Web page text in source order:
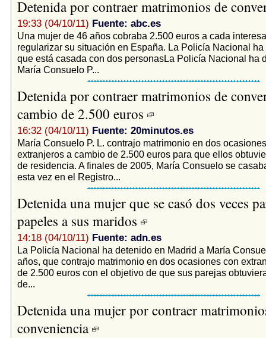
Detenida por contraer matrimonios de
19:33 (04/10/11) Fuente: abc.es
Una mujer de 46 años cobraba 2.500 euros a cada
regularizar su situación en España. La Policía Nacional ha
que está casada con dos personasLa Policía Nacional ha
María Consuelo P...
Detenida por contraer matrimonios de
cambio de 2.500 euros
16:32 (04/10/11) Fuente: 20minutos.es
María Consuelo P. L. contrajo matrimonio en dos
extranjeros a cambio de 2.500 euros para que ellos
de residencia. A finales de 2005, María Consuelo se
esta vez en el Registro...
Detenida una mujer que se casó dos veces
papeles a sus maridos
14:18 (04/10/11) Fuente: adn.es
La Policía Nacional ha detenido en Madrid a María
años, que contrajo matrimonio en dos ocasiones con
de 2.500 euros con el objetivo de que sus parejas
de...
Detenida una mujer por contraer
conveniencia